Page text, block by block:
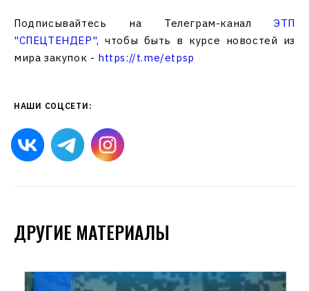
Подписывайтесь на Телеграм-каналЭТП
"СПЕЦТЕНДЕР", чтобы быть в курсе новостей из
мира закупок - https://t.me/etpsp
НАШИ СОЦСЕТИ:
ДРУГИЕ МАТЕРИАЛЫ